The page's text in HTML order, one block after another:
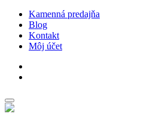
Kamenná predajňa
Blog
Kontakt
Môj účet